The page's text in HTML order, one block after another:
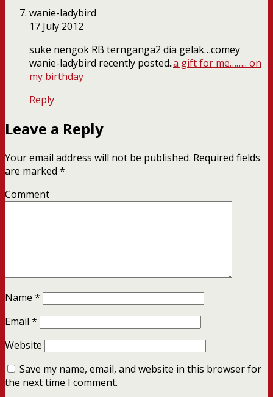
wanie-ladybird
17 July 2012
suke nengok RB ternganga2 dia gelak…comey
wanie-ladybird recently posted..a gift for me…….. on
my birthday
Reply
Leave a Reply
Your email address will not be published. Required fields
are marked *
Comment
Name *
Email *
Website
Save my name, email, and website in this browser for
the next time I comment.